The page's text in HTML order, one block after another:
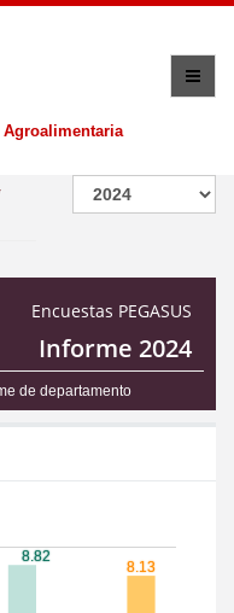
Agroalimentaria
Encuestas PEGASUS
Informe 2024
de departamento